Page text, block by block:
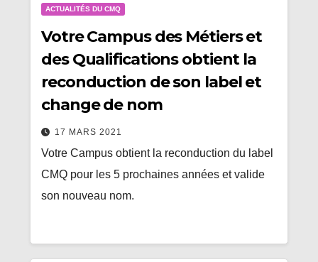
ACTUALITÉS DU CMQ
Votre Campus des Métiers et
des Qualifications obtient la
reconduction de son label et
change de nom
17 MARS 2021
Votre Campus obtient la reconduction du label
CMQ pour les 5 prochaines années et valide
son nouveau nom.